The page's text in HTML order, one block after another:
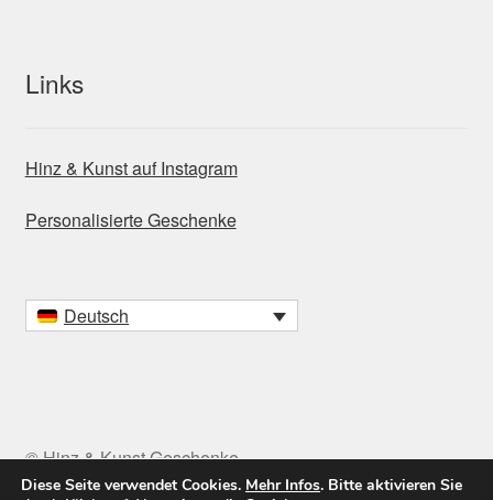
Links
Hinz & Kunst auf Instagram
Personalisierte Geschenke
Deutsch
© Hinz & Kunst Geschenke
Diese Seite verwendet Cookies. Mehr Infos. Bitte aktivieren Sie